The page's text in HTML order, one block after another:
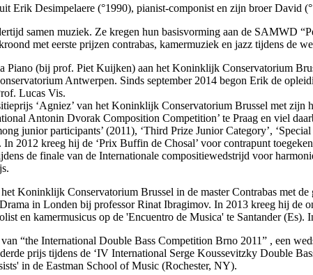
Erik Desimpelaere (°1990), pianist-componist en zijn broer David
samen muziek. Ze kregen hun basisvorming aan de SAMWD
met eerste prijzen contrabas, kamermuziek en jazz tijdens de
Piano (bij prof. Piet Kuijken) aan het Koninklijk Conservatorium
Antwerpen. Sinds september 2014 begon Erik de
Lucas Vis.
‘Agniez’ van het Koninklijk Conservatorium Brussel met zijn
Antonin Dvorak Composition Competition’ te Praag en viel
junior participants’ (2011), ‘Third Prize Junior Category’,
In 2012 kreeg hij de ‘Prix Buffin de Chosal’ voor contrapunt
de finale van de Internationale compositiewedstrijd voor
Koninklijk Conservatorium Brussel in de master Contrabas met
in Londen bij professor Rinat Ibragimov. In 2013 kreeg hij de
en kamermusicus op de 'Encuentro de Musica' te Santander
“the International Double Bass Competition Brno 2011” , een
prijs tijdens de ‘IV International Serge Koussevitzky Double
in de Eastman School of Music (Rochester, NY).